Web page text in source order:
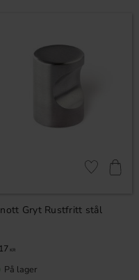
Gryt Rustfritt stål
KR
Lagre som
På lager